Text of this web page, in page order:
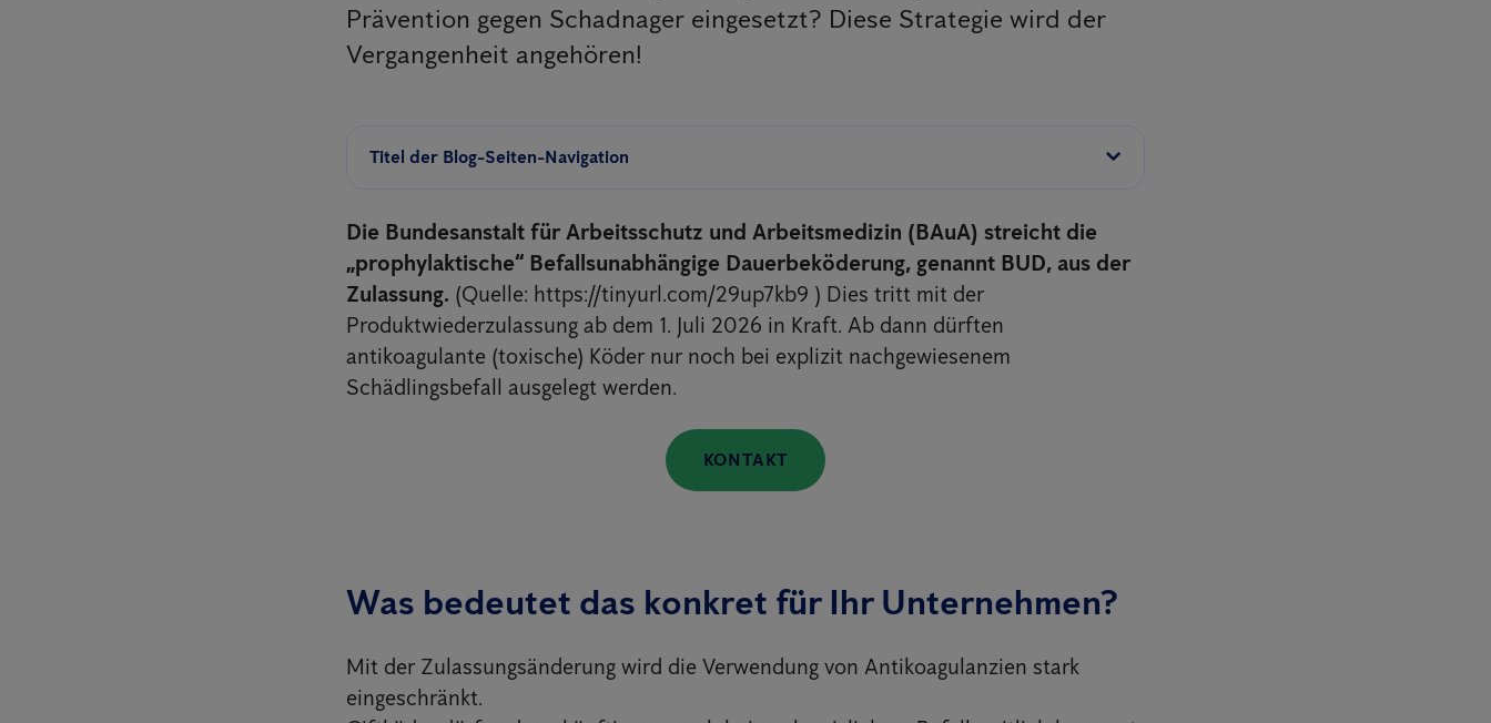
Prävention gegen Schadnager eingesetzt? Diese Strategie wird der
Vergangenheit angehören!
Titel der Blog-Seiten-Navigation
Die Bundesanstalt für Arbeitsschutz und Arbeitsmedizin (BAuA) streicht die
„prophylaktische“ Befallsunabhängige Dauerbeköderung, genannt BUD, aus der
Zulassung. (Quelle: https://tinyurl.com/29up7kb9 ) Dies tritt mit der
Produktwiederzulassung ab dem 1. Juli 2026 in Kraft. Ab dann dürften
antikoagulante (toxische) Köder nur noch bei explizit nachgewiesenem
Schädlingsbefall ausgelegt werden.
KONTAKT
Was bedeutet das konkret für Ihr Unternehmen?
Mit der Zulassungsänderung wird die Verwendung von Antikoagulanzien stark
eingeschränkt.